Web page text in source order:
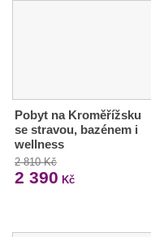
Pobyt na Kroměřížsku
se stravou, bazénem i
wellness
2 810 Kč
2 390 Kč